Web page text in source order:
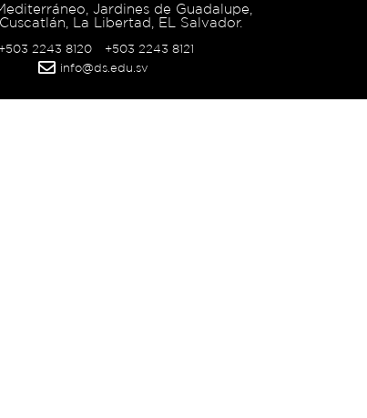
Jardines de Guadalupe,
La Libertad, EL Salvador.
2243 8120
+503 2243 8121
info@ds.edu.sv